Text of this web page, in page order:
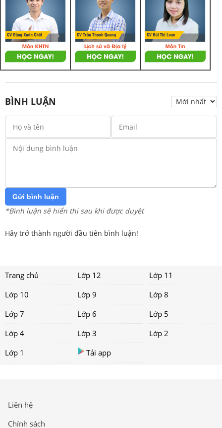
BÌNH LUẬN
Gửi bình luận
*Bình luận sẽ hiển thị sau khi được duyệt
Hãy trở thành người đầu tiên bình luận!
Trang chủ Lớp 12
Lớp 11
Lớp 10
Lớp 9
Lớp 8
Lớp 7
Lớp 6
Lớp 5
Lớp 4
Lớp 3
Lớp 2
Lớp 1
Tải app
Liên hệ
Chính sách